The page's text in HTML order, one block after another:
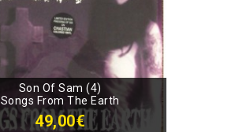
Son Of Sam (4)
Songs From The Earth
49,00€